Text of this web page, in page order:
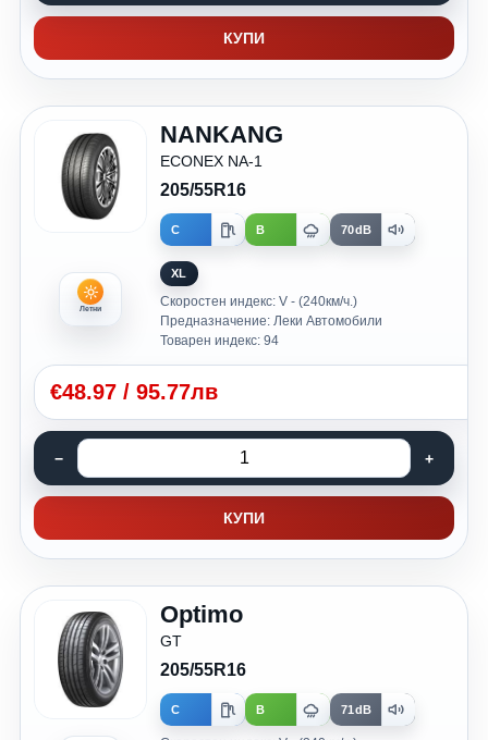
КУПИ
Летни
NANKANG
ECONEX NA-1
205/55R16
C B 70dB
XL
Скоростен индекс: V - (240км/ч.)
Предназначение: Леки Автомобили
Товарен индекс: 94
€48.97 / 95.77лв
КУПИ
Optimo
GT
205/55R16
C B 71dB